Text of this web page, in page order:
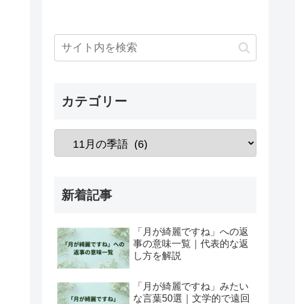
カテゴリー
新着記事
「月が綺麗ですね」への返
事の意味一覧｜代表的な返
し方を解説
「月が綺麗ですね」みたい
な言葉50選｜文学的で遠回